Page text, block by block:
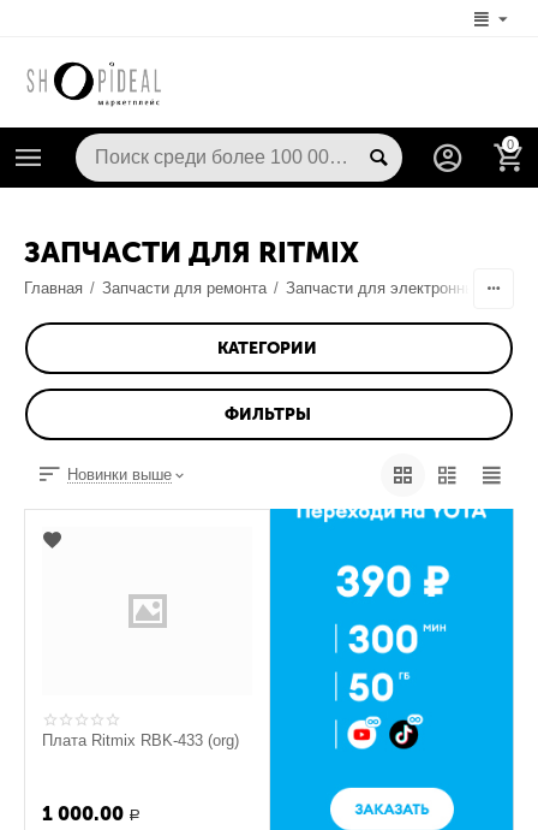
0
ЗАПЧАСТИ ДЛЯ RITMIX
Главная / Запчасти для ремонта / Запчасти для электронных книг
КАТЕГОРИИ
ФИЛЬТРЫ
Новинки выше
Плата Ritmix RBK-433 (org)
1 000.00 Р